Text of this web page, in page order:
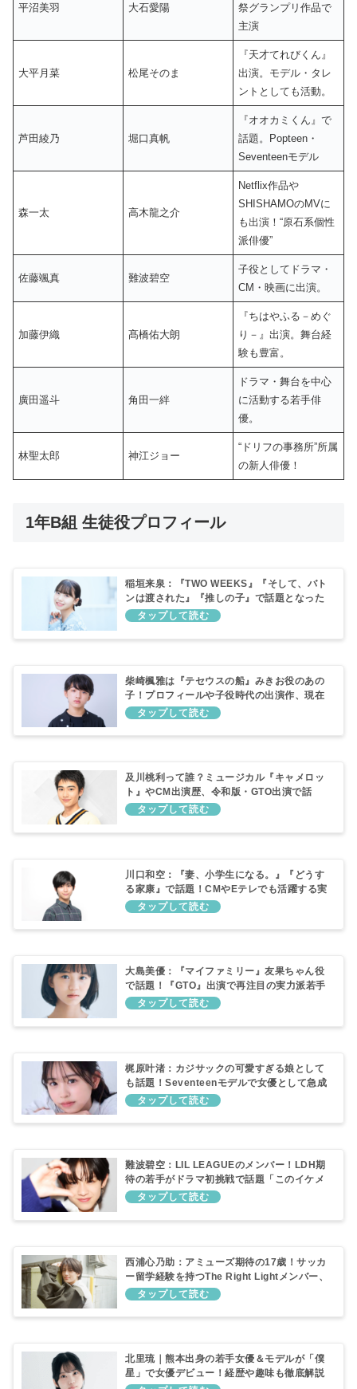
平沼美羽 大石愛陽
祭グランプリ作品で
主演
大平月菜 松尾そのま
『天才てれびくん』
出演。モデル・タレ
ントとしても活動。
芦田綾乃 堀口真帆
『オオカミくん』で
話題。Popteen・
Seventeenモデル
森一太 高木龍之介
Netflix作品や
SHISHAMOのMVに
も出演！“原石系個性
派俳優”
佐藤颯真 難波碧空
子役としてドラマ・
CM・映画に出演。
加藤伊織 髙橋佑大朗
『ちはやふる－めぐ
り－』出演。舞台経
験も豊富。
廣田遥斗 角田一絆
ドラマ・舞台を中心
に活動する若手俳
優。
林聖太郎 神江ジョー
“ドリフの事務所”所属
の新人俳優！
1年B組 生徒役プロフィール
稲垣来泉：『TWO WEEKS』『そして、バト
ンは渡された』『推しの子』で話題となった
実力派子役が、令和版GTOの生徒役として出
柴崎楓雅は『テセウスの船』みきお役のあの
子！プロフィールや子役時代の出演作、現在
の活動を徹底紹介
及川桃利って誰？ミュージカル『キャメロッ
ト』やCM出演歴、令和版・GTO出演で話
題！
川口和空：『妻、小学生になる。』『どうす
る家康』で話題！CMやEテレでも活躍する実
力派子役が令和版GTOの生徒役として出演！
大島美優：『マイファミリー』友果ちゃん役
で話題！『GTO』出演で再注目の実力派若手
女優を徹底紹介
梶原叶渚：カジサックの可愛すぎる娘として
も話題！Seventeenモデルで女優として急成
長中の注目若手俳優を徹底紹介
難波碧空：LIL LEAGUEのメンバー！LDH期
待の若手がドラマ初挑戦で話題「このイケメ
ンは何者？」
西浦心乃助：アミューズ期待の17歳！サッカ
ー留学経験を持つThe Right Lightメンバー、
GTO出演も決定！経歴・出演作まとめ
北里琉｜熊本出身の若手女優＆モデルが「僕
星」で女優デビュー！経歴や趣味も徹底解説